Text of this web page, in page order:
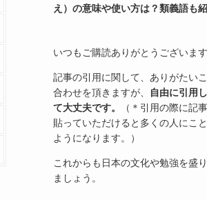
え）の意味や使い方は？類義語も紹
いつもご購読ありがとうございます
記事の引用に関して、ありがたい
合わせを頂きますが、
自由に引用
て大丈夫です。
（＊引用の際に記
貼っていただけると多くの人にこ
ようになります。）
これからも日本の文化や勉強を盛
ましょう。